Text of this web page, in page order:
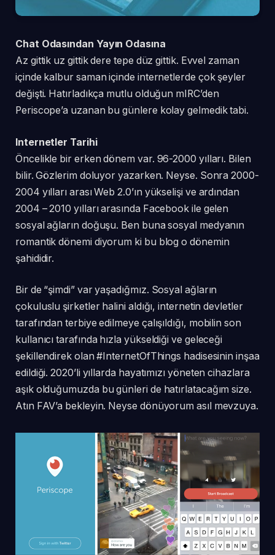
Chat Odasından Yayın Odasına
Az gittik uz gittik dere tepe düz gittik. Evvel zaman
içinde kalbur saman içinde internetlerde çok şeyler
değişti. Hatırladıkça mutlu olduğun mIRC’den
Periscope’a uzanan bu günlere kolay gelmedik tabi.
Internetler Tarihi
Öncelikle bir erken dönem var. 96-2000 yılları. Bilen
bilir. Gözlerim doluyor yazarken. Neyse. Sonra 2000-
2004 yılları arası Web 2.0’ın yükselişi ve ardından
2004 – 2010 yılları arasında Facebook ile gelen
sosyal ağların doğuşu. Ben buna sosyal medyanın
romantik dönemi diyorum ki bu blog o dönemin
şahididir.
Bir de “şimdi” var yaşadığmız. Sosyal ağların
çokuluslu şirketler halini aldığı, internetin devletler
tarafından terbiye edilmeye çalışıldığı, mobilin son
kullanıcı tarafında hızla yükseldiği ve geleceği
şekillendirek olan #InternetOfThings hadisesinin inşaa
edildiği. 2020’li yıllarda hayatımızı yöneten cihazlara
aşık olduğumuzda bu günleri de hatırlatacağım size.
Atın FAV’a bekleyin. Neyse dönüyorum asıl mevzuya.